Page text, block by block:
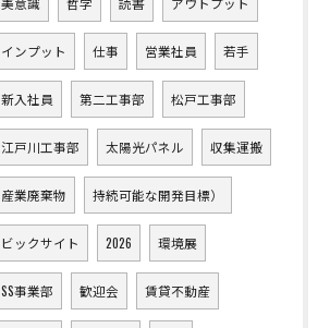
インプット 仕事 営業社員 若手
新入社員 第二工事部 松戸工事部
江戸川工事部 太陽光パネル 収集運搬
産業廃棄物 持続可能な開発目標）
ビックサイト 2026 環境展
SS事業部 歓迎会 賃貸不動産